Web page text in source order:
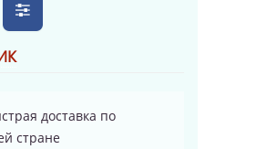
доставка по
стране